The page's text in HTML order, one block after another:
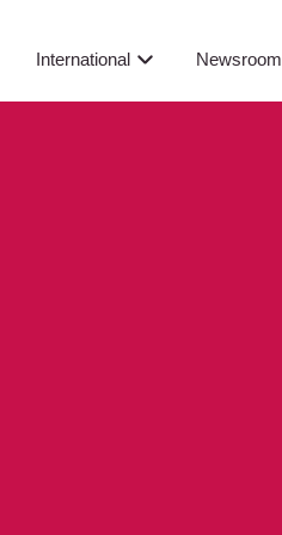
International Newsroom